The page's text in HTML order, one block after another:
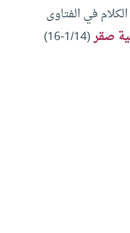
في الفتاوى
صقر
(1/14-16)